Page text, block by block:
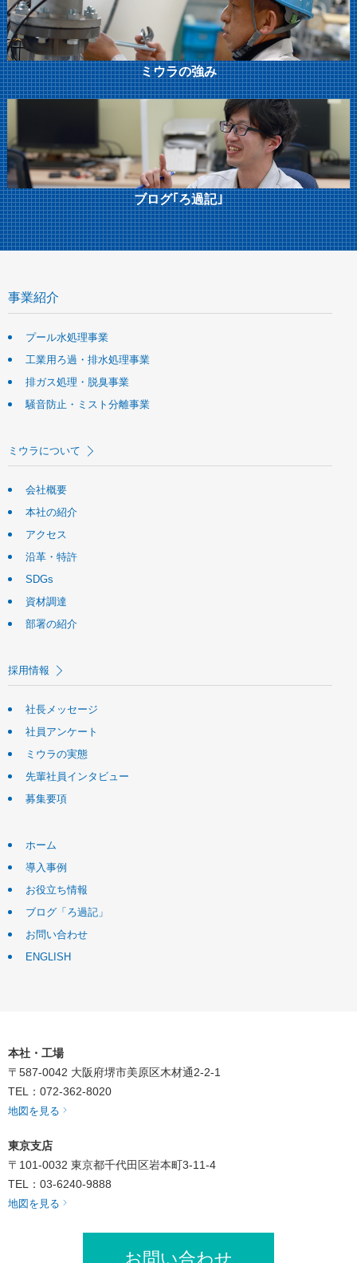
ミウラの強み
ブログ｢ろ過記｣
事業紹介
プール水処理事業
工業用ろ過・排水処理事業
排ガス処理・脱臭事業
騒音防止・ミスト分離事業
ミウラについて
会社概要
本社の紹介
アクセス
沿革・特許
SDGs
資材調達
部署の紹介
採用情報
社長メッセージ
社員アンケート
ミウラの実態
先輩社員インタビュー
募集要項
ホーム
導入事例
お役立ち情報
ブログ「ろ過記」
お問い合わせ
ENGLISH
本社・工場
〒587-0042 大阪府堺市美原区木材通2-2-1
TEL：072-362-8020
地図を見る
東京支店
〒101-0032 東京都千代田区岩本町3-11-4
TEL：03-6240-9888
地図を見る
お問い合わせ